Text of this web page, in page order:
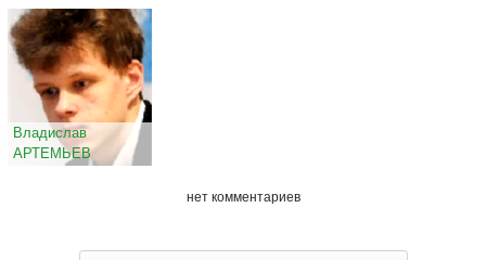
Владислав
АРТЕМЬЕВ
нет комментариев